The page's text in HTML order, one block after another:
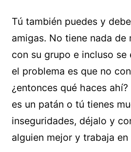
Tú también puedes y
amigas. No tiene nada de
con su grupo e incluso se
el problema es que no
¿entonces qué haces
es un patán o tú tienes
inseguridades, déjalo y
alguien mejor y trabaja